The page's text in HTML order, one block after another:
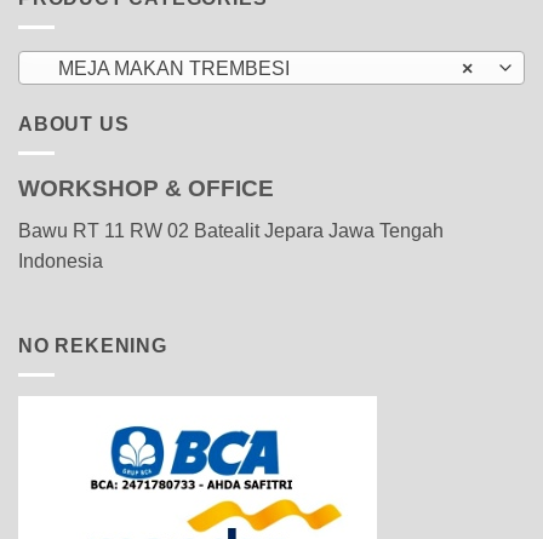
×
MEJA MAKAN TREMBESI
ABOUT US
WORKSHOP & OFFICE
Bawu RT 11 RW 02 Batealit Jepara Jawa Tengah
Indonesia
NO REKENING